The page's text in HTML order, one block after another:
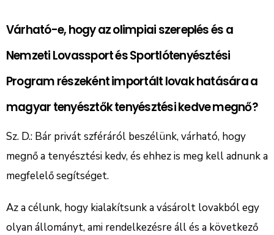
Várható-e, hogy az olimpiai szereplés és a
Nemzeti Lovassport és Sportlótenyésztési
Program részeként importált lovak hatására a
magyar tenyésztők tenyésztési kedve megnő?
Sz. D.: Bár privát szféráról beszélünk, várható, hogy
megnő a tenyésztési kedv, és ehhez is meg kell adnunk a
megfelelő segítséget.
Az a célunk, hogy kialakítsunk a vásárolt lovakból egy
olyan állományt, ami rendelkezésre áll és a következő